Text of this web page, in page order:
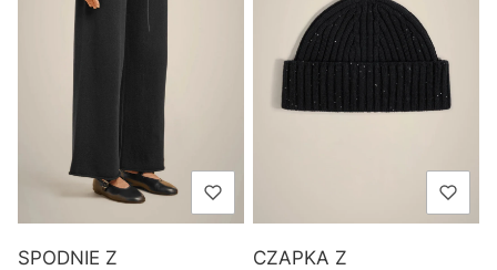
SPODNIE Z
CZAPKA Z